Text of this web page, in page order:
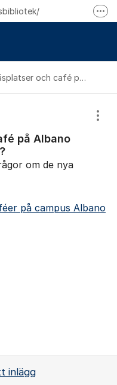
Finns det läsplatser och café på Albano och vilka öppettider gäller?
på Albano
om de nya
på campus Albano
inlägg